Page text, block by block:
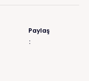
Paylaş
: